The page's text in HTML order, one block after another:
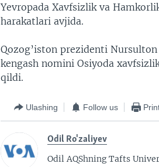
Yevropada Xavfsizlik va
harakatlari avjida.
Qozog’iston prezidenti
kengash nomini Osiyoda
qildi.
Ulashing Follow us
Odil Ro'zaliyev
Odil AQShning Tafts